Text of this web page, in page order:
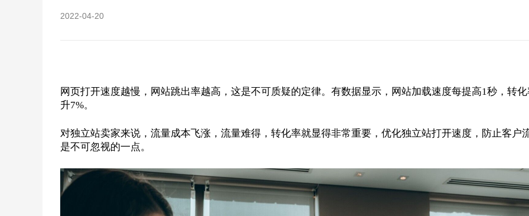
2022-04-20
网页打开速度越慢，网站跳出率越高，这是不可质疑的定律。有数据显示，网站加载速度每提高1秒，转
升7%。
对独立站卖家来说，流量成本飞涨，流量难得，转化率就显得非常重要，优化独立站打开速度，防止客户
是不可忽视的一点。